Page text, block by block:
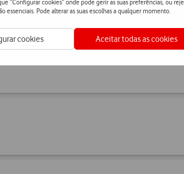
“Configurar cookies” onde pode gerir as suas preferências, ou
essenciais. Pode alterar as suas escolhas a qualquer momento.
cookies Aceitar todas as cookies